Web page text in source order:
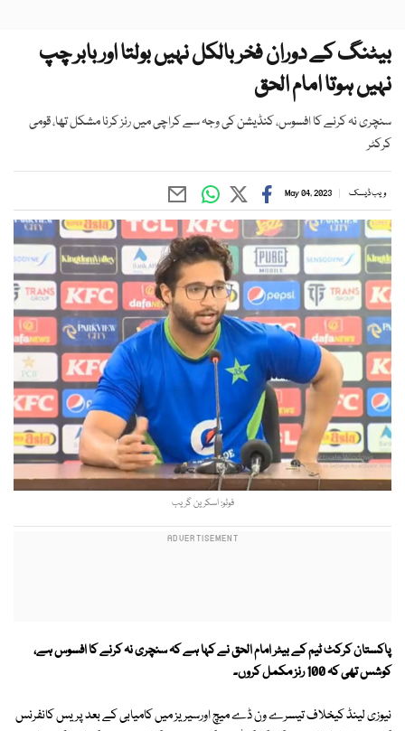
بیٹنگ کے دوران فخر بالکل نہیں بولتا اور بابر چپ
نہیں ہوتا امام الحق
سنچری نہ کرنے کا افسوس، کنڈیشن کی وجہ سے کراچی میں رنز کرنا مشکل تھا، قومی
کرکٹر
ویب ڈیسک May 04, 2023
فوٹو: اسکرین گریب
پاکستان کرکٹ ٹیم کے بیٹر امام الحق نے کہا ہے کہ سنچری نہ کرنے کا افسوس ہے،
کوشس تھی کہ 100 رنز مکمل کروں۔
نیوزی لینڈ کیخلاف تیسرے ون ڈے میچ اورسیریز میں کامیابی کے بعد پریس کانفرنس